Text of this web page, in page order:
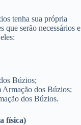
tenha sua própria
que serão necessários e
Búzios;
dos Búzios;
dos Búzios.
física)